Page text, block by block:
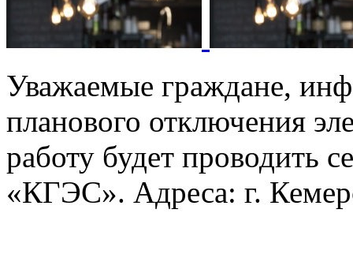
Уважаемые граждане,
планового отключения
работу будет проводить
«КГЭС». Адреса: г.